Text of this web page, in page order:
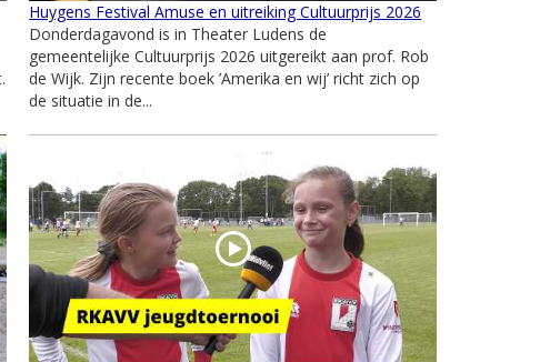
Huygens Festival Amuse en uitreiking Cultuurprijs 2026
Donderdagavond is in Theater Ludens de
gemeentelijke Cultuurprijs 2026 uitgereikt aan prof. Rob
de Wijk. Zijn recente boek ’Amerika en wij’ richt zich op
de situatie in de...